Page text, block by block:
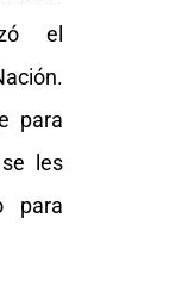
el
para
les
para